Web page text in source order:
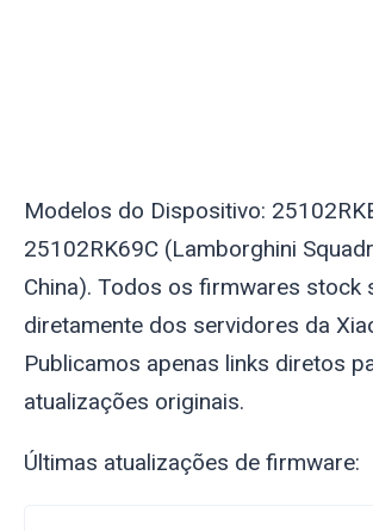
Modelos do Dispositivo:
25102RK69C (Lamborghini
China). Todos os firmwares stock
diretamente dos servidores da
Publicamos apenas links diretos
atualizações originais.
Últimas atualizações de firmware: